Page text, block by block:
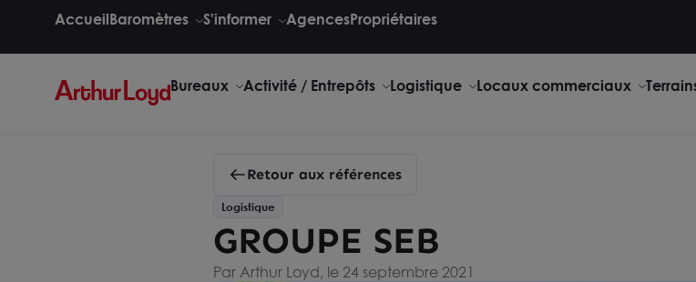
AccueilBaromètres S'informer AgencesPropriétaires
Bureaux Activité / Entrepôts Logistique Locaux commerciaux
Retour aux références
Logistique
GROUPE SEB
Par Arthur Loyd, le 24 septembre 2021